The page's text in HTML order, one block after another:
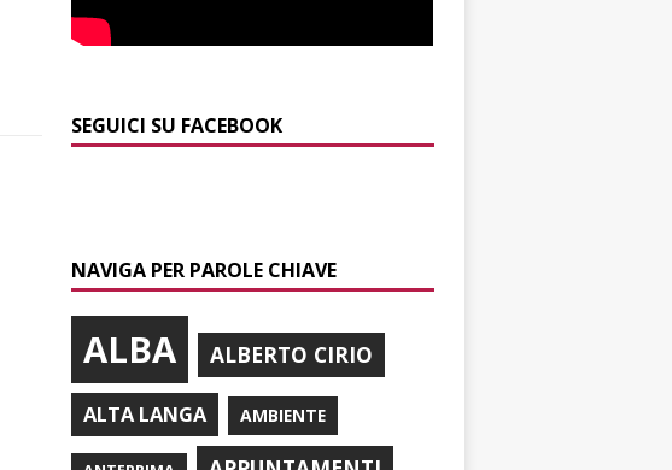
SEGUICI SU FACEBOOK
NAVIGA PER PAROLE CHIAVE
ALBA ALBERTO CIRIO
ALTA LANGA AMBIENTE